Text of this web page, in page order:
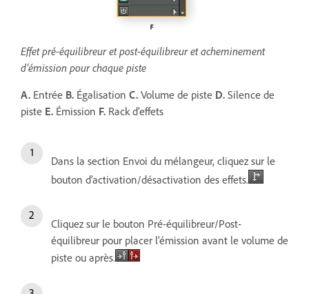
Effet pré-équilibreur et post-équilibreur et acheminement
d’émission pour chaque piste
A. Entrée B. Égalisation C. Volume de piste D. Silence de
piste E. Émission F. Rack d’effets
Dans la section Envoi du mélangeur, cliquez sur le
bouton d’activation/désactivation des effets.
Cliquez sur le bouton Pré-équilibreur/Post-
équilibreur pour placer lʼémission avant le volume de
piste ou après.